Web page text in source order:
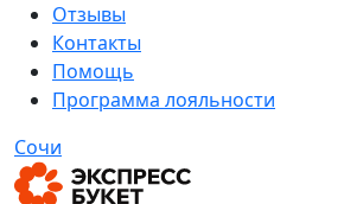
Отзывы
Контакты
Помощь
Программа лояльности
Сочи